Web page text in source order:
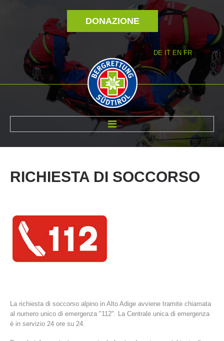
DONAZIONE
DE IT EN FR
RICHIESTA DI SOCCORSO
La richiesta di soccorso alpino in Alto Adige avviene tramite chiamata
al numero unico di emergenza "112". La Centrale unica di emergenza
è in servizio 24 ore su 24.